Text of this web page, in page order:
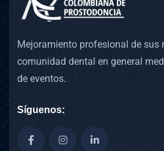
Mejoramiento profesional de sus
comunidad dental en general
de eventos.
Síguenos: